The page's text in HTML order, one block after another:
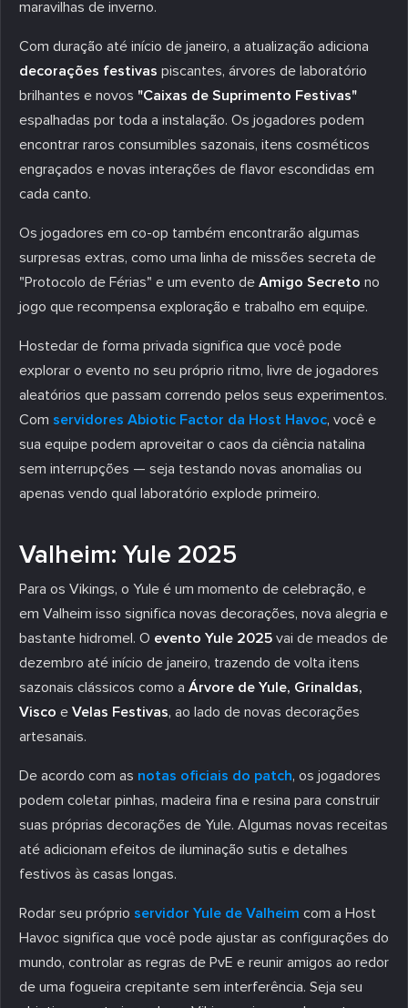
maravilhas de inverno.
Com duração até início de janeiro, a atualização adiciona
decorações festivas piscantes, árvores de laboratório
brilhantes e novos "Caixas de Suprimento Festivas"
espalhadas por toda a instalação. Os jogadores podem
encontrar raros consumibles sazonais, itens cosméticos
engraçados e novas interações de flavor escondidas em
cada canto.
Os jogadores em co-op também encontrarão algumas
surpresas extras, como uma linha de missões secreta de
"Protocolo de Férias" e um evento de Amigo Secreto no
jogo que recompensa exploração e trabalho em equipe.
Hostedar de forma privada significa que você pode
explorar o evento no seu próprio ritmo, livre de jogadores
aleatórios que passam correndo pelos seus experimentos.
Com servidores Abiotic Factor da Host Havoc, você e
sua equipe podem aproveitar o caos da ciência natalina
sem interrupções — seja testando novas anomalias ou
apenas vendo qual laboratório explode primeiro.
Valheim: Yule 2025
Para os Vikings, o Yule é um momento de celebração, e
em Valheim isso significa novas decorações, nova alegria e
bastante hidromel. O evento Yule 2025 vai de meados de
dezembro até início de janeiro, trazendo de volta itens
sazonais clássicos como a Árvore de Yule, Grinaldas,
Visco e Velas Festivas, ao lado de novas decorações
artesanais.
De acordo com as notas oficiais do patch, os jogadores
podem coletar pinhas, madeira fina e resina para construir
suas próprias decorações de Yule. Algumas novas receitas
até adicionam efeitos de iluminação sutis e detalhes
festivos às casas longas.
Rodar seu próprio servidor Yule de Valheim com a Host
Havoc significa que você pode ajustar as configurações do
mundo, controlar as regras de PvE e reunir amigos ao redor
de uma fogueira crepitante sem interferência. Seja seu